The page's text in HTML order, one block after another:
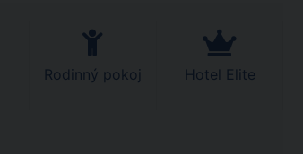
Rodinný pokoj Hotel Elite